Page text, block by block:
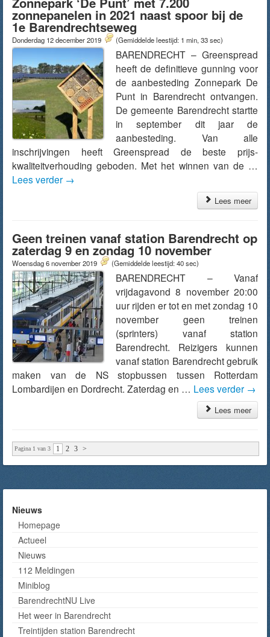
zonnepanelen in 2021 naast spoor bij de
1e Barendrechtseweg
Donderdag 12 december 2019 (Gemiddelde leestijd: 1 min, 33 sec)
BARENDRECHT – Greenspread
heeft de definitieve gunning voor
de aanbesteding Zonnepark De
Punt in Barendrecht ontvangen.
De gemeente Barendrecht startte
in september dit jaar de
aanbesteding. Van alle
inschrijvingen heeft Greenspread de beste prijs-
kwaliteitverhouding geboden. Met het winnen van de …
Lees verder →
Lees meer
Geen treinen vanaf station Barendrecht op
zaterdag 9 en zondag 10 november
Woensdag 6 november 2019 (Gemiddelde leestijd: 40 sec)
BARENDRECHT – Vanaf
vrijdagavond 8 november 20:00
uur rijden er tot en met zondag 10
november geen treinen
(sprinters) vanaf station
Barendrecht. Reizigers kunnen
vanaf station Barendrecht gebruik
maken van de NS stopbussen tussen Rotterdam
Lombardijen en Dordrecht. Zaterdag en … Lees verder →
Lees meer
Pagina 1 van 3 1 2 3 >
Nieuws
Homepage
Actueel
Nieuws
112 Meldingen
Miniblog
BarendrechtNU Live
Het weer in Barendrecht
Treintijden station Barendrecht